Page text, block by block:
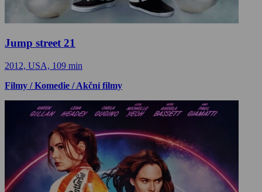
Jump street 21
2012, USA, 109 min
Filmy / Komedie / Akční filmy